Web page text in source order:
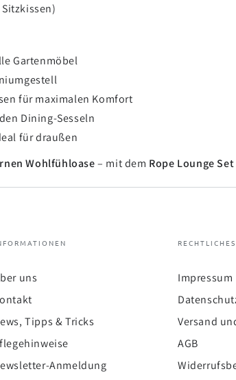
Gartenmöbel
für maximalen Komfort
Dining-Sesseln
für draußen
Wohlfühloase– mit dem Rope Lounge
uns
Tipps & Tricks
Anmeldung
RECHTLICHES
Impressum
Versand
AGB